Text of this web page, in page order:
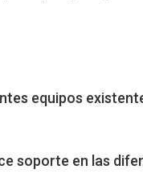
equipos
soporte en las